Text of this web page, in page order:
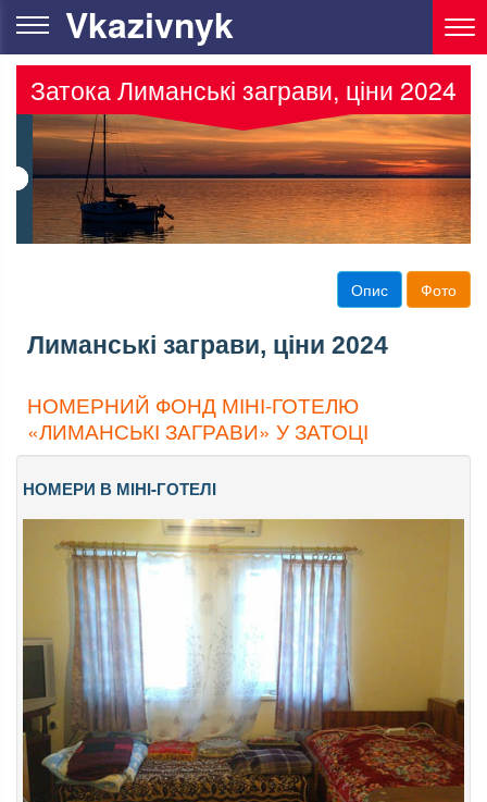
Vkazivnyk
Затока Лиманські заграви, ціни 2024
Опис Фото
Лиманські заграви, ціни 2024
НОМЕРНИЙ ФОНД МІНІ-ГОТЕЛЮ
«ЛИМАНСЬКІ ЗАГРАВИ» У ЗАТОЦІ
НОМЕРИ В МІНІ-ГОТЕЛІ